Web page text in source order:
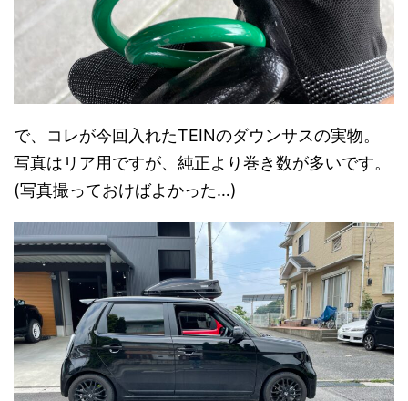
で、コレが今回入れたTEINのダウンサスの実物。
写真はリア用ですが、純正より巻き数が多いです。
(写真撮っておけばよかった…)